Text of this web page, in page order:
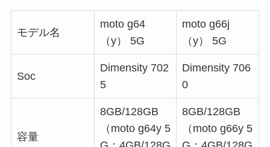
モデル名
moto g64
（y） 5G
moto g66j
（y） 5G
Soc
Dimensity 702
5
Dimensity 706
0
容量
8GB/128GB
（moto g64y 5
8GB/128GB
（moto g66y 5